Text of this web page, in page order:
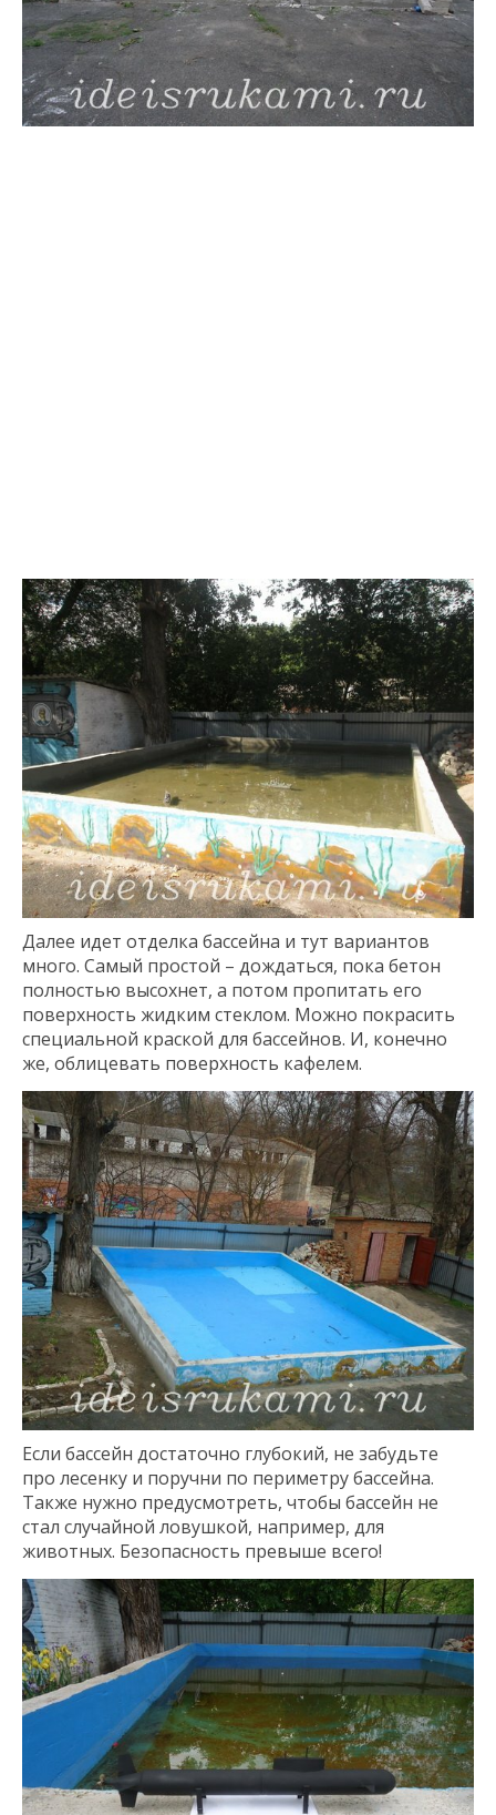
Далее идет отделка бассейна и тут вариантов
много. Самый простой – дождаться, пока бетон
полностью высохнет, а потом пропитать его
поверхность жидким стеклом. Можно покрасить
специальной краской для бассейнов. И, конечно
же, облицевать поверхность кафелем.
Если бассейн достаточно глубокий, не забудьте
про лесенку и поручни по периметру бассейна.
Также нужно предусмотреть, чтобы бассейн не
стал случайной ловушкой, например, для
животных. Безопасность превыше всего!